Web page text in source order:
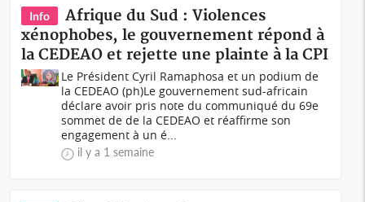
Info
Afrique du Sud : Violences
xénophobes, le gouvernement répond à
la CEDEAO et rejette une plainte à la CPI
Le Président Cyril Ramaphosa et un podium de
la CEDEAO (ph)Le gouvernement sud-africain
déclare avoir pris note du communiqué du 69e
sommet de de la CEDEAO et réaffirme son
engagement à un é...
il y a 1 semaine